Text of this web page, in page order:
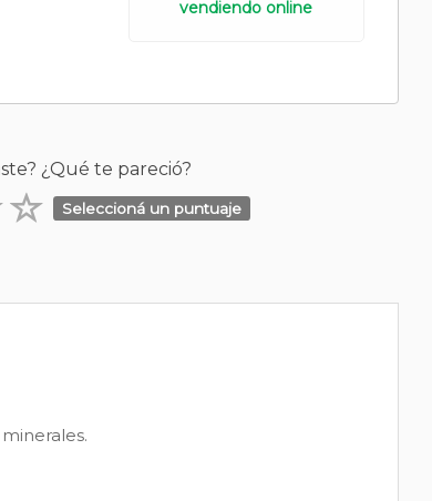
vendiendo online
¿Qué te pareció?
Seleccioná un puntuaje